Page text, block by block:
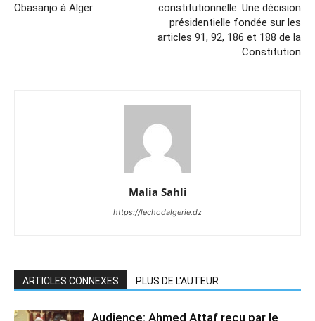
Obasanjo à Alger
constitutionnelle: Une décision
présidentielle fondée sur les
articles 91, 92, 186 et 188 de la
Constitution
Malia Sahli
https://lechodalgerie.dz
ARTICLES CONNEXES PLUS DE L'AUTEUR
Audience: Ahmed Attaf reçu par le